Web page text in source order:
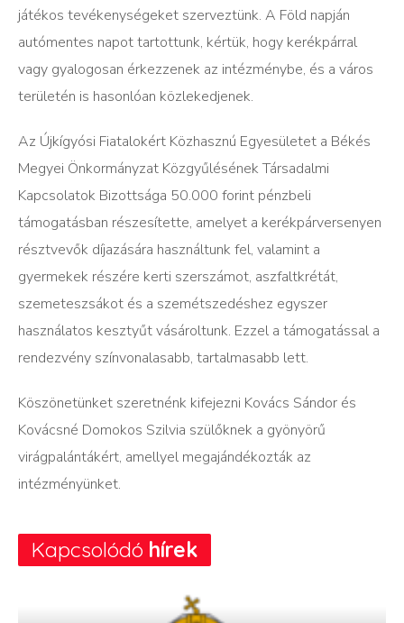
játékos tevékenységeket szerveztünk. A Föld napján
autómentes napot tartottunk, kértük, hogy kerékpárral
vagy gyalogosan érkezzenek az intézménybe, és a város
területén is hasonlóan közlekedjenek.
Az Újkígyósi Fiatalokért Közhasznú Egyesületet a Békés
Megyei Önkormányzat Közgyűlésének Társadalmi
Kapcsolatok Bizottsága 50.000 forint pénzbeli
támogatásban részesítette, amelyet a kerékpárversenyen
résztvevők díjazására használtunk fel, valamint a
gyermekek részére kerti szerszámot, aszfaltkrétát,
szemeteszsákot és a szemétszedéshez egyszer
használatos kesztyűt vásároltunk. Ezzel a támogatással a
rendezvény színvonalasabb, tartalmasabb lett.
Köszönetünket szeretnénk kifejezni Kovács Sándor és
Kovácsné Domokos Szilvia szülőknek a gyönyörű
virágpalántákért, amellyel megajándékozták az
intézményünket.
Kapcsolódó hírek